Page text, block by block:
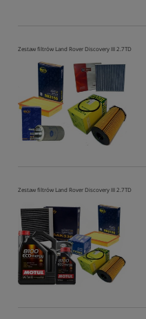
Zestaw filtrów Land Rover Discovery III 2.7TD
Zestaw filtrów Land Rover Discovery III 2.7TD